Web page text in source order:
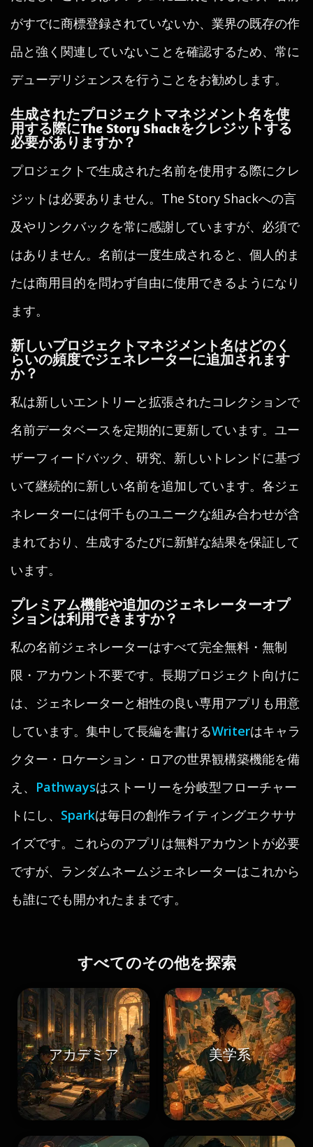
がすでに商標登録されていないか、業界の既存の作
品と強く関連していないことを確認するため、常に
デューデリジェンスを行うことをお勧めします。
生成されたプロジェクトマネジメント名を使
用する際にThe Story Shackをクレジットする
必要がありますか？
プロジェクトで生成された名前を使用する際にクレ
ジットは必要ありません。The Story Shackへの言
及やリンクバックを常に感謝していますが、必須で
はありません。名前は一度生成されると、個人的ま
たは商用目的を問わず自由に使用できるようになり
ます。
新しいプロジェクトマネジメント名はどのく
らいの頻度でジェネレーターに追加されます
か？
私は新しいエントリーと拡張されたコレクションで
名前データベースを定期的に更新しています。ユー
ザーフィードバック、研究、新しいトレンドに基づ
いて継続的に新しい名前を追加しています。各ジェ
ネレーターには何千ものユニークな組み合わせが含
まれており、生成するたびに新鮮な結果を保証して
います。
プレミアム機能や追加のジェネレーターオプ
ションは利用できますか？
私の名前ジェネレーターはすべて完全無料・無制
限・アカウント不要です。長期プロジェクト向けに
は、ジェネレーターと相性の良い専用アプリも用意
しています。集中して長編を書けるWriterはキャラ
クター・ロケーション・ロアの世界観構築機能を備
え、 Pathwaysはストーリーを分岐型フローチャー
トにし、 Sparkは毎日の創作ライティングエクササ
イズです。これらのアプリは無料アカウントが必要
ですが、ランダムネームジェネレーターはこれから
も誰にでも開かれたままです。
すべてのその他を探索
アカデミア 美学系